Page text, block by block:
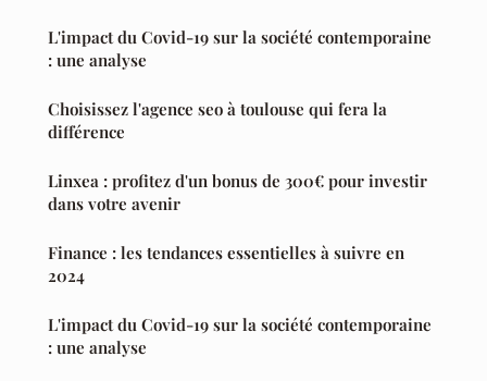
L'impact du Covid-19 sur la société contemporaine
: une analyse
Choisissez l'agence seo à toulouse qui fera la
différence
Linxea : profitez d'un bonus de 300€ pour investir
dans votre avenir
Finance : les tendances essentielles à suivre en
2024
L'impact du Covid-19 sur la société contemporaine
: une analyse